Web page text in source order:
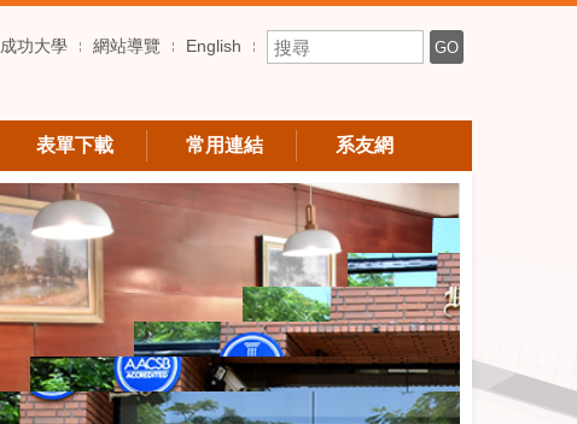
成功大學 網站導覽 English 搜尋關鍵字 GO
表單下載 常用連結 系友網